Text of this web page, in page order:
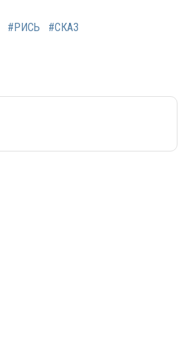
#РИСЬ #СКАЗ